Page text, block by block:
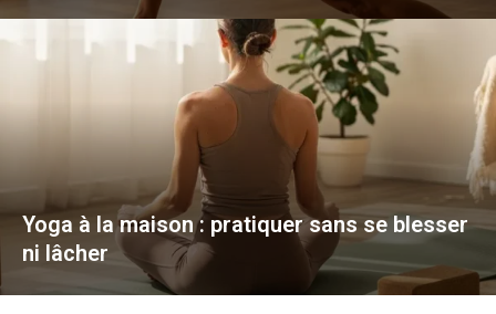
Yoga à la maison : pratiquer sans se blesser
ni lâcher